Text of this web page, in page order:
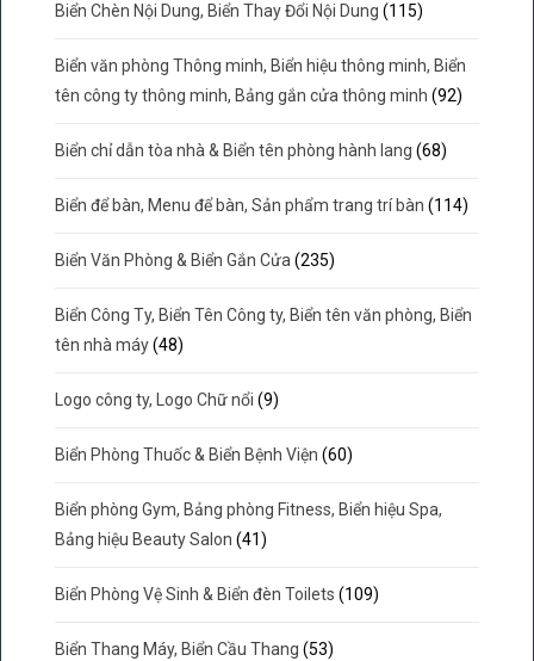
Biển Chèn Nội Dung, Biển Thay Đổi Nội Dung (115)
Biển văn phòng Thông minh, Biển hiệu thông minh, Biển
tên công ty thông minh, Bảng gắn cửa thông minh (92)
Biển chỉ dẫn tòa nhà & Biển tên phòng hành lang (68)
Biển để bàn, Menu để bàn, Sản phẩm trang trí bàn (114)
Biển Văn Phòng & Biển Gắn Cửa (235)
Biển Công Ty, Biển Tên Công ty, Biển tên văn phòng, Biển
tên nhà máy (48)
Logo công ty, Logo Chữ nổi (9)
Biển Phòng Thuốc & Biển Bệnh Viện (60)
Biển phòng Gym, Bảng phòng Fitness, Biển hiệu Spa,
Bảng hiệu Beauty Salon (41)
Biển Phòng Vệ Sinh & Biển đèn Toilets (109)
Biển Thang Máy, Biển Cầu Thang (53)